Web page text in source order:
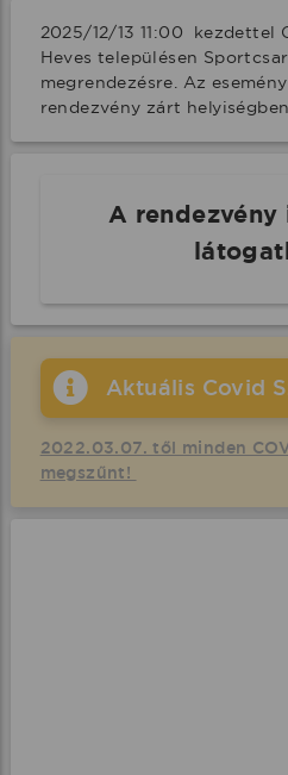
2025/12/13 11:00  kezdettel
Heves településen
megrendezésre. Az
rendezvény zárt
A rendezvény
Aktuális Covid
2022.03.07. től minden
megszűnt!